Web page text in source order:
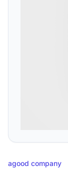
agood company